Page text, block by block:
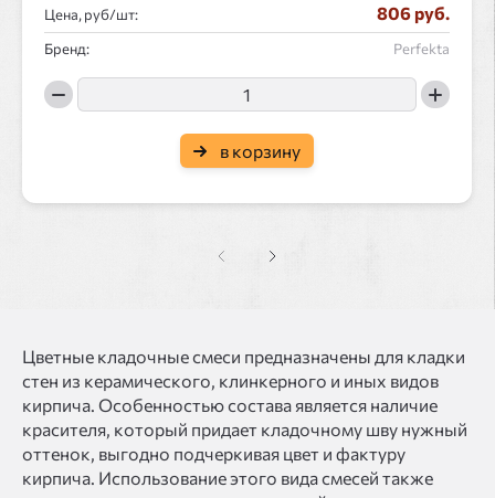
Цена, руб/ : 806 руб.
Бренд: Perfekta
в корзину
Цветные кладочные смеси предназначены для кладки
стен из керамического, клинкерного и иных видов
кирпича. Особенностью состава является наличие
красителя, который придает кладочному шву нужный
оттенок, выгодно подчеркивая цвет и фактуру
кирпича. Использование этого вида смесей также